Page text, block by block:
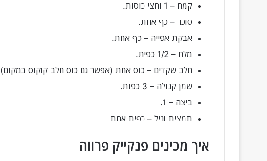
קמח – 1 וחצי כוסות.
סוכר – כף אחת.
אבקת אפייה – כף אחת.
מלח – 1/2 כפית.
חלב שקדים – כוס אחת (אפשר גם כוס חלב קוקוס
שמן קנולה – 3 כפות.
ביצה – 1.
תמצית וניל – כפית אחת.
איך מכינים פנקייק פרווה